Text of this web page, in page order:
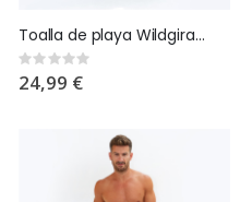
Toalla de playa Wildgiraffes x Eden
Rating:
0%
24,99 €